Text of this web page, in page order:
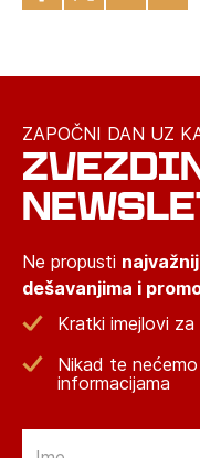
ZAPOČNI DAN UZ
Ne propusti
dešavanjima i
Kratki imejlovi
Nikad te
informacijama